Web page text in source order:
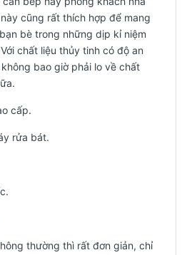
cũng rất thích hợp để mang
bè trong những dịp kỉ niệm
chất liệu thủy tinh có độ an
bao giờ phải lo về chất
cấp.
rửa bát.
thường thì rất đơn giản, chỉ